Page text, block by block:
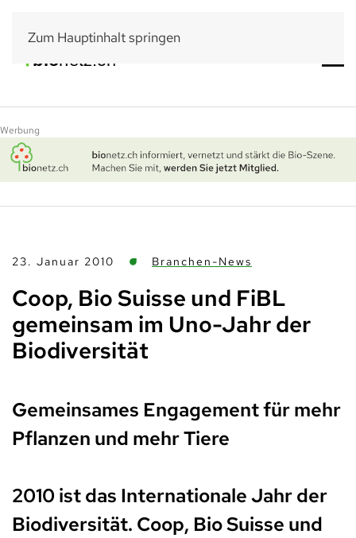
Zum Hauptinhalt springen
Werbung
23. Januar 2010 Branchen-News
Coop, Bio Suisse und FiBL
gemeinsam im Uno-Jahr der
Biodiversität
Gemeinsames Engagement für mehr
Pflanzen und mehr Tiere
2010 ist das Internationale Jahr der
Biodiversität. Coop, Bio Suisse und